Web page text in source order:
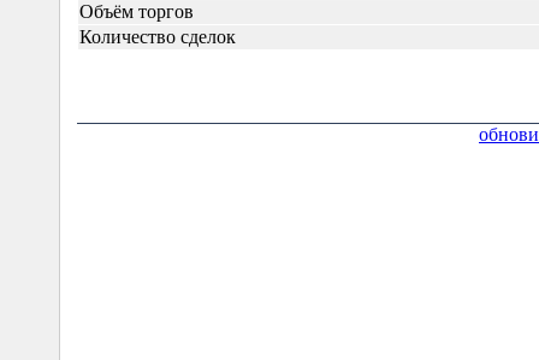
Объём торгов
Количество сделок